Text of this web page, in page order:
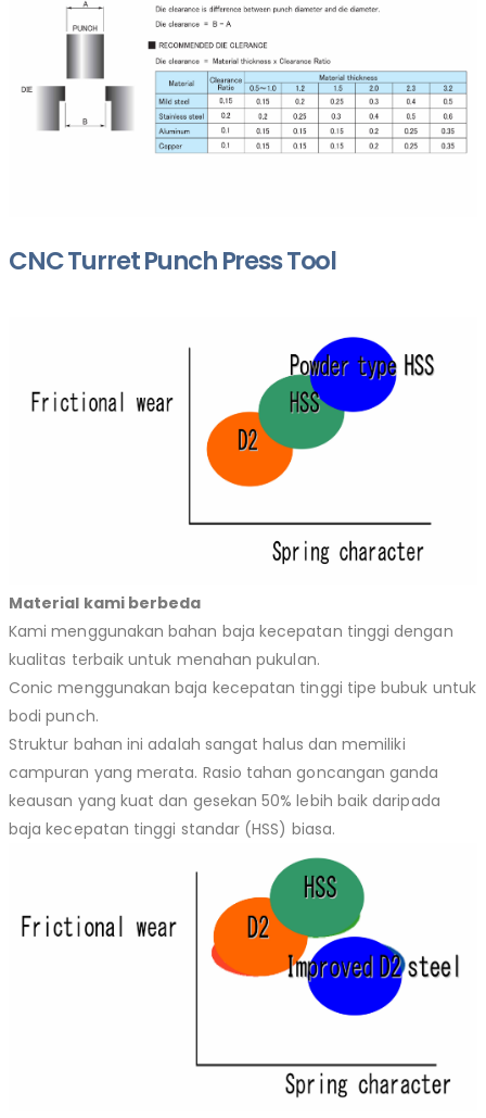
CNC Turret Punch Press Tool
Material kami berbeda
Kami menggunakan bahan baja kecepatan tinggi dengan
kualitas terbaik untuk menahan pukulan.
Conic menggunakan baja kecepatan tinggi tipe bubuk untuk
bodi punch.
Struktur bahan ini adalah sangat halus dan memiliki
campuran yang merata. Rasio tahan goncangan ganda
keausan yang kuat dan gesekan 50% lebih baik daripada
baja kecepatan tinggi standar (HSS) biasa.